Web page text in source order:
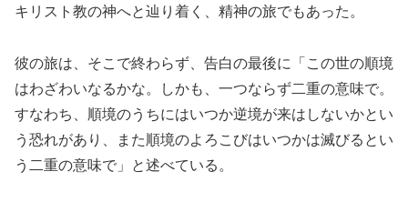
キリスト教の神へと辿り着く、精神の旅でもあった。
彼の旅は、そこで終わらず、告白の最後に「この世の順境
はわざわいなるかな。しかも、一つならず二重の意味で。
すなわち、順境のうちにはいつか逆境が来はしないかとい
う恐れがあり、また順境のよろこびはいつかは滅びるとい
う二重の意味で」と述べている。